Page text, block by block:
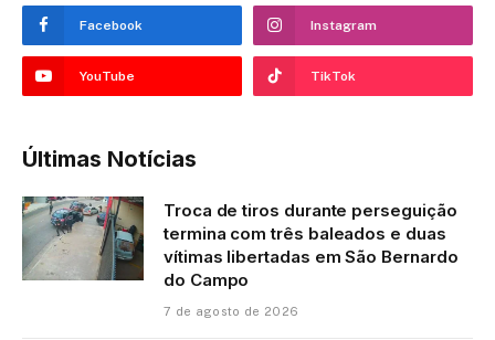
Facebook Instagram
YouTube TikTok
Últimas Notícias
Troca de tiros durante perseguição
termina com três baleados e duas
vítimas libertadas em São Bernardo
do Campo
7 de agosto de 2026